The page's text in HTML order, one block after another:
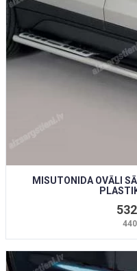
MISUTONIDA OVĀLI